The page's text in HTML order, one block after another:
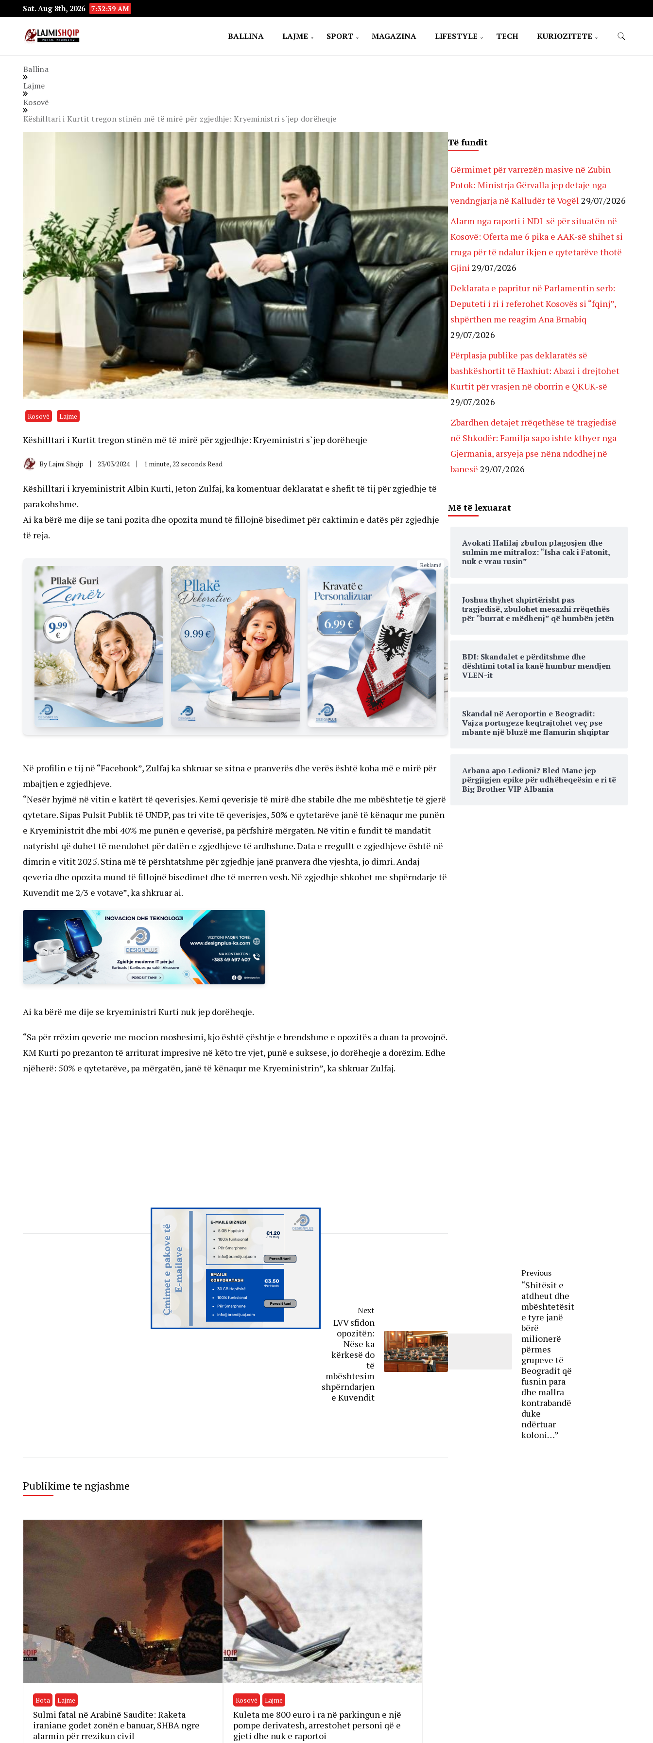
Sat. Aug 8th, 2026 7:32:40 AM
BALLINA LAJME SPORT MAGAZINA LIFESTYLE TECH KURIOZITETE
Ballina
Lajme
Kosovë
Këshilltari i Kurtit tregon stinën më të mirë për zgjedhje: Kryeministri s`jep dorëheqje
Kosovë Lajme
Këshilltari i Kurtit tregon stinën më të mirë për zgjedhje: Kryeministri s`jep dorëheqje
ByLajmi Shqip 23/03/2024 1 minute, 22 seconds Read
Këshilltari i kryeministrit Albin Kurti, Jeton Zulfaj, ka komentuar deklaratat e shefit të tij për zgjedhje të
parakohshme.
Ai ka bërë me dije se tani pozita dhe opozita mund të fillojnë bisedimet për caktimin e datës për zgjedhje
të reja.
Reklamë
Në profilin e tij në “Facebook”, Zulfaj ka shkruar se sitna e pranverës dhe verës është koha më e mirë për
mbajtjen e zgjedhjeve.
“Nesër hyjmë në vitin e katërt të qeverisjes. Kemi qeverisje të mirë dhe stabile dhe me mbështetje të gjerë
qytetare. Sipas Pulsit Publik të UNDP, pas tri vite të qeverisjes, 50% e qytetarëve janë të kënaqur me punën
e Kryeministrit dhe mbi 40% me punën e qeverisë, pa përfshirë mërgatën. Në vitin e fundit të mandatit
natyrisht që duhet të mendohet për datën e zgjedhjeve të ardhshme. Data e rregullt e zgjedhjeve është në
dimrin e vitit 2025. Stina më të përshtatshme për zgjedhje janë pranvera dhe vjeshta, jo dimri. Andaj
qeveria dhe opozita mund të fillojnë bisedimet dhe të merren vesh. Në zgjedhje shkohet me shpërndarje të
Kuvendit me 2/3 e votave”, ka shkruar ai.
Ai ka bërë me dije se kryeministri Kurti nuk jep dorëheqje.
“Sa për rrëzim qeverie me mocion mosbesimi, kjo është çështje e brendshme e opozitës a duan ta provojnë.
KM Kurti po prezanton të arriturat impresive në këto tre vjet, punë e suksese, jo dorëheqje a dorëzim. Edhe
njëherë: 50% e qytetarëve, pa mërgatën, janë të kënaqur me Kryeministrin”, ka shkruar Zulfaj.
Previous
“Shitësit e
atdheut dhe
mbështetësit
e tyre janë
bërë
milionerë
përmes
grupeve të
Beogradit që
fusnin para
dhe mallra
kontrabandë
duke
ndërtuar
koloni…”
Next
LVV sfidon
opozitën:
Nëse ka
kërkesë do
të
mbështesim
shpërndarjen
e Kuvendit
Publikime te ngjashme
Bota Lajme
Sulmi fatal në Arabinë Saudite: Raketa
iraniane godet zonën e banuar, SHBA ngre
alarmin për rrezikun civil
Kosovë Lajme
Kuleta me 800 euro i ra në parkingun e një
pompe derivatesh, arrestohet personi që e
gjeti dhe nuk e raportoi
Të fundit
Gërmimet për varrezën masive në Zubin
Potok: Ministrja Gërvalla jep detaje nga
vendngjarja në Kalludër të Vogël 29/07/2026
Alarm nga raporti i NDI-së për situatën në
Kosovë: Oferta me 6 pika e AAK-së shihet si
rruga për të ndalur ikjen e qytetarëve thotë
Gjini 29/07/2026
Deklarata e papritur në Parlamentin serb:
Deputeti i ri i referohet Kosovës si “fqinj”,
shpërthen me reagim Ana Brnabiq
29/07/2026
Përplasja publike pas deklaratës së
bashkëshortit të Haxhiut: Abazi i drejtohet
Kurtit për vrasjen në oborrin e QKUK-së
29/07/2026
Zbardhen detajet rrëqethëse të tragjedisë
në Shkodër: Familja sapo ishte kthyer nga
Gjermania, arsyeja pse nëna ndodhej në
banesë 29/07/2026
Më të lexuarat
Avokati Halilaj zbulon plagosjen dhe
sulmin me mitraloz: “Isha cak i Fatonit,
nuk e vrau rusin”
Joshua thyhet shpirtërisht pas
tragjedisë, zbulohet mesazhi rrëqethës
për “burrat e mëdhenj” që humbën jetën
BDI: Skandalet e përditshme dhe
dështimi total ia kanë humbur mendjen
VLEN-it
Skandal në Aeroportin e Beogradit:
Vajza portugeze keqtrajtohet veç pse
mbante një bluzë me flamurin shqiptar
Arbana apo Ledioni? Bled Mane jep
përgjigjen epike për udhëheqeësin e ri të
Big Brother VIP Albania